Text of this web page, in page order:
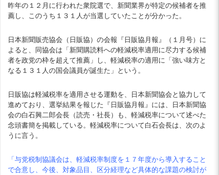
昨年の１２月に行われた衆院選で、新聞業界が特定の候補者を推
薦し、このうち１３１人が当選していたことが分かった。
日本新聞販売協会（日販協）の会報『日販協月報』（１月号）に
よると、同協会は「新聞購読料への軽減税率適用に尽力する候補
者を政党の枠を超えて推薦」し、軽減税率の適用に「強い味方と
なる１３１人の国会議員が誕生た」という。
日販協は軽減税率を適用させる運動を、日本新聞協会と協力して
進めており、選挙結果を報じた『日販協月報』には、日本新聞協
会の白石興二郎会長（読売・社長）も、軽減税率について述べた
念頭書簡を掲載している。軽減税率について白石会長は、次のよ
うに言う。
「与党税制協議会は、軽減税率制度を１７年度から導入すること
で合意し、今後、対象品目、区分経理など具体的な課題の検討が